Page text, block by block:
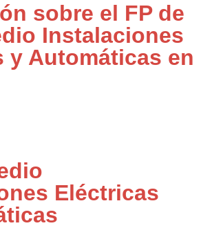
sobre el FP de
Instalaciones
y Automáticas en
Eléctricas